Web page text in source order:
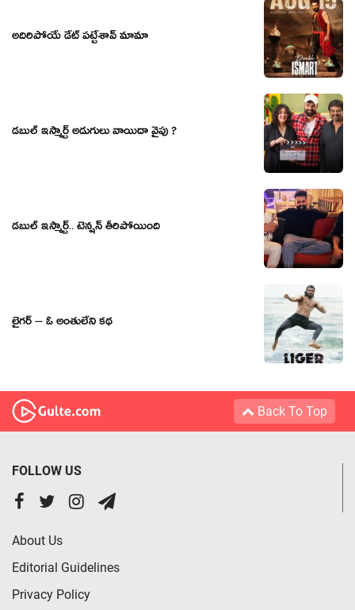
అదిరిపోయే డేట్ పట్టేశావ్ మామా
డబుల్ ఇస్మార్ట్ అడుగులు వాయిదా వైపు ?
డబుల్ ఇస్మార్ట్.. టెన్షన్ తీరిపోయింది
లైగర్ – ఓ అంతులేని కథ
Back To Top
FOLLOW US
About Us
Editorial Guidelines
Privacy Policy